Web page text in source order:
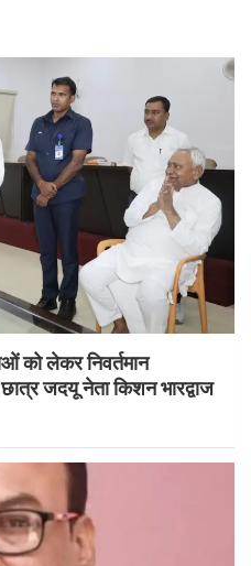
को लेकर निवर्तमान
जदयू नेता किशन भारद्वाज